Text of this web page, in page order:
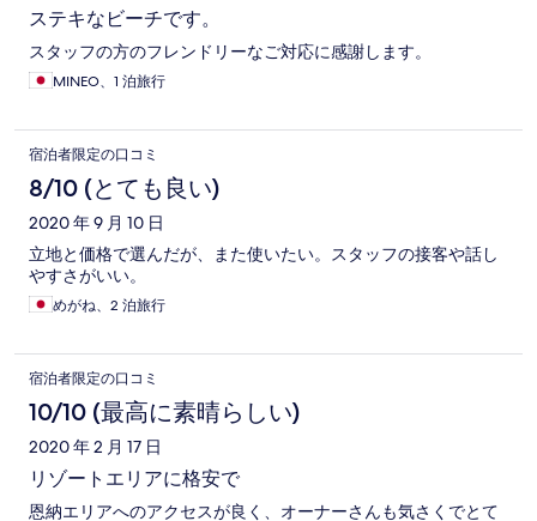
ステキなビーチです。
スタッフの方のフレンドリーなご対応に感謝します。
MINEO、1 泊旅行
宿泊者限定の口コミ
8/10 (とても良い)
2020 年 9 月 10 日
立地と価格で選んだが、また使いたい。スタッフの接客や話し
やすさがいい。
めがね、2 泊旅行
宿泊者限定の口コミ
10/10 (最高に素晴らしい)
2020 年 2 月 17 日
リゾートエリアに格安で
恩納エリアへのアクセスが良く、オーナーさんも気さくでとて